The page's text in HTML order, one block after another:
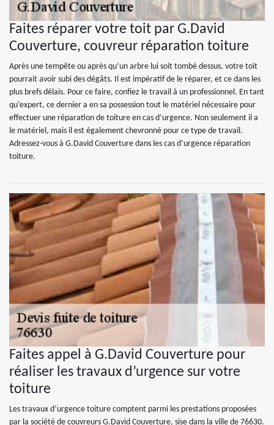
Faites réparer votre toit par G.David
Couverture, couvreur réparation toiture
Après une tempête ou après qu’un arbre lui soit tombé dessus, votre toit
pourrait avoir subi des dégâts. Il est impératif de le réparer, et ce dans les
plus brefs délais. Pour ce faire, confiez le travail à un professionnel. En tant
qu’expert, ce dernier a en sa possession tout le matériel nécessaire pour
effectuer une réparation de toiture en cas d’urgence. Non seulement il a
le matériel, mais il est également chevronné pour ce type de travail.
Adressez-vous à G.David Couverture dans les cas d’urgence réparation
toiture.
Faites appel à G.David Couverture pour
réaliser les travaux d’urgence sur votre
toiture
Les travaux d’urgence toiture comptent parmi les prestations proposées
par la société de couvreurs G.David Couverture, sise dans la ville de 76630.